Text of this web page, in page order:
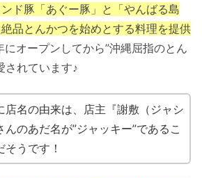
ド豚「あぐー豚」と「やんばる島
品とんかつを始めとする料理を提供
にオープンしてから”沖縄屈指のとん
されています♪
店名の由来は、店主『謝敷（ジャシ
んのあだ名が”ジャッキー”であるこ
そうです！